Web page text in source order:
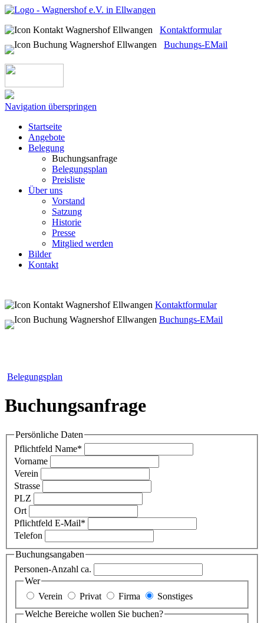
Kontaktformular
Buchungs-EMail
Navigation überspringen
Startseite
Angebote
Belegung
Buchungsanfrage
Belegungsplan
Preisliste
Über uns
Vorstand
Satzung
Historie
Presse
Mitglied werden
Bilder
Kontakt
Kontaktformular
Buchungs-EMail
Belegungsplan
Buchungsanfrage
Persönliche Daten
Pflichtfeld Name*
Vorname
Verein
Strasse
PLZ
Ort
Pflichtfeld E-Mail*
Telefon
Buchungsangaben
Personen-Anzahl ca.
Wer
Verein
Privat Firma
Sonstiges
Welche Bereiche wollen Sie buchen?